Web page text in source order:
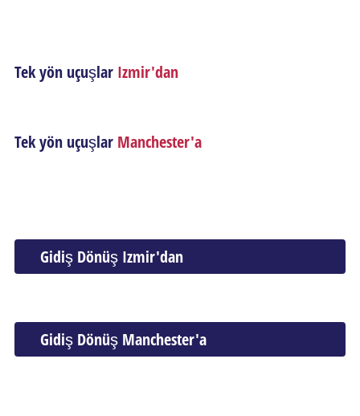
Tek yön uçuşlar Izmir'dan
Tek yön uçuşlar Manchester'a
Gidiş Dönüş Izmir'dan
Gidiş Dönüş Manchester'a